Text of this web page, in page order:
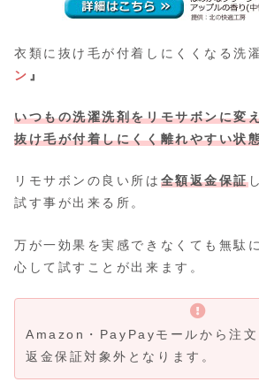
衣類に抜け毛が付着しにくくなる洗
ン 』
いつもの洗濯洗剤をリモサボンに変
抜け毛が付着しにくく離れやすい状
リモサボンの良い所は 全額返金保証
試す事が出来る所。
万が一効果を実感できなくても無駄
心して試すことが出来ます。
Amazon・PayPayモールから注文
返金保証対象外となります。